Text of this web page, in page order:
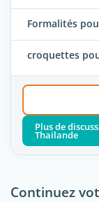
Formalités
croquettes
Plus de
Thailande
Continuez